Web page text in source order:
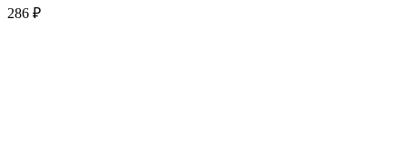
286 ₽